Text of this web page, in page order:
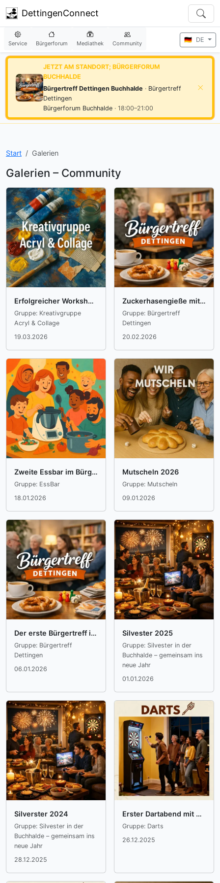
DettingenConnect
Service Bürgerforum Mediathek Community
🇩🇪 DE
JETZT AM STANDORT; BÜRGERFORUM
BUCHHALDE
Bürgertreff Dettingen Buchhalde · Bürgertreff
Dettingen
Bürgerforum Buchhalde · 18:00–21:00
Start Galerien
Galerien – Community
Erfolgreicher Workshop „Abstrakt Malen“ im Bürgerforum Buchhalde
Gruppe: Kreativgruppe
Acryl & Collage
19.03.2026
Zuckerhasengieße mit Hebbe
Gruppe: Bürgertreff
Dettingen
20.02.2026
Zweite Essbar im Bürgerforum Ortsmitte
Gruppe: EssBar
18.01.2026
Mutscheln 2026
Gruppe: Mutscheln
09.01.2026
Der erste Bürgertreff in der Buchhalde 2026
Gruppe: Bürgertreff
Dettingen
06.01.2026
Silvester 2025
Gruppe: Silvester in der
Buchhalde – gemeinsam ins
neue Jahr
01.01.2026
Silverster 2024
Gruppe: Silvester in der
Buchhalde – gemeinsam ins
neue Jahr
28.12.2025
Erster Dartabend mit Kaffee, Kuchen und Gemeinschaft
Gruppe: Darts
26.12.2025